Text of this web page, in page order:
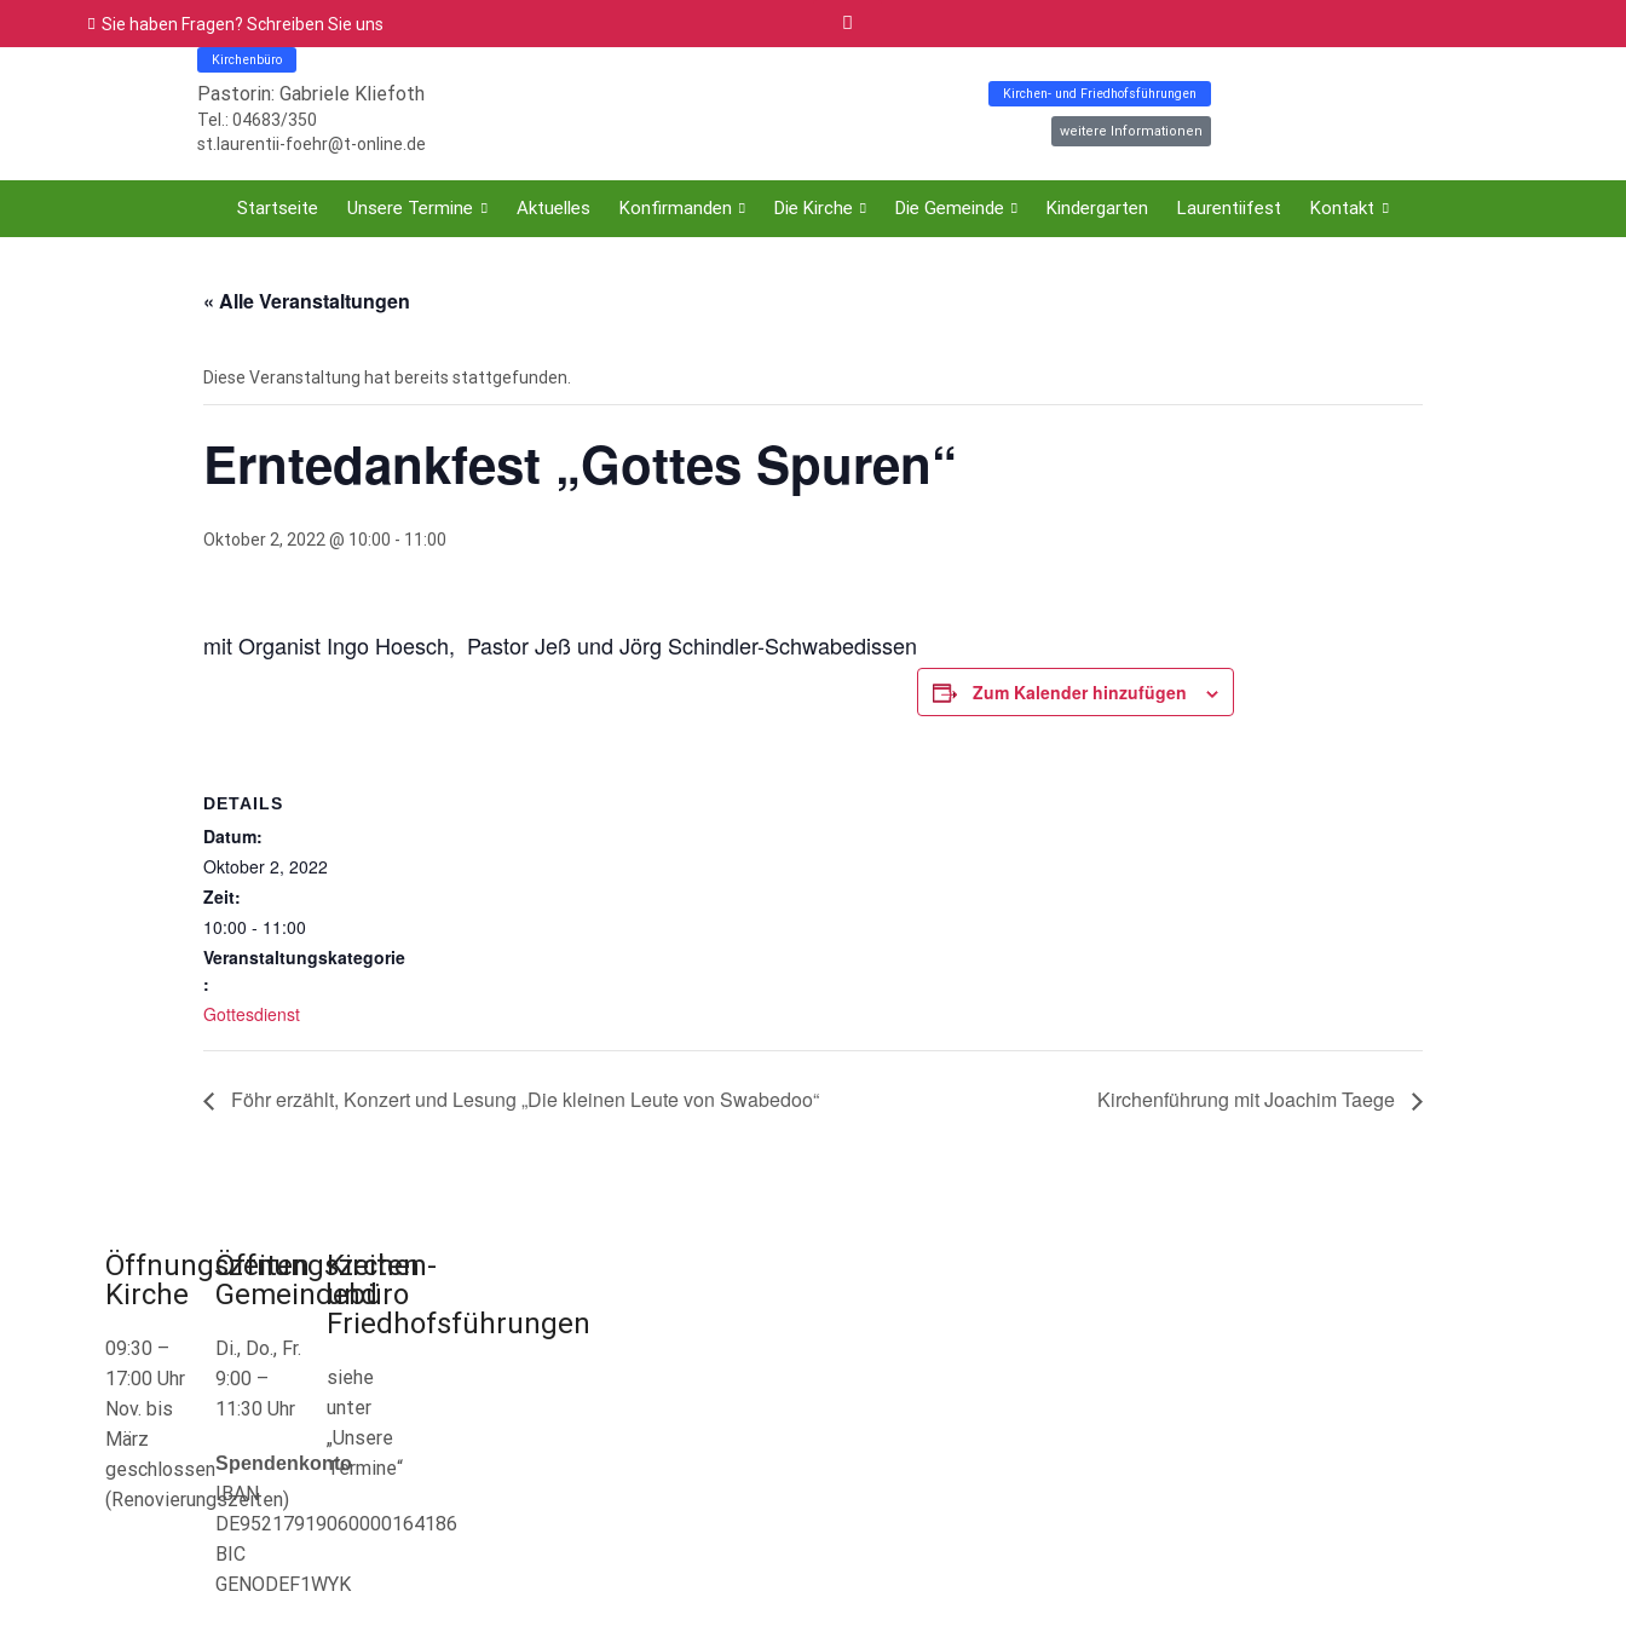
Sie haben Fragen? Schreiben Sie uns
Kirchenbüro
Pastorin: Gabriele Kliefoth
Tel.: 04683/350
st.laurentii-foehr@t-online.de
Kirchen- und Friedhofsführungen
weitere Informationen
Startseite Unsere Termine Aktuelles Konfirmanden Die Kirche Die Gemeinde Kindergarten Laurentiifest Kontakt
« Alle Veranstaltungen
Diese Veranstaltung hat bereits stattgefunden.
Erntedankfest „Gottes Spuren“
Oktober 2, 2022 @ 10:00 - 11:00
mit Organist Ingo Hoesch, Pastor Jeß und Jörg Schindler-Schwabedissen
Zum Kalender hinzufügen
DETAILS
Datum:
Oktober 2, 2022
Zeit:
10:00 - 11:00
Veranstaltungskategorie
:
Gottesdienst
Föhr erzählt, Konzert und Lesung „Die kleinen Leute von Swabedoo“ Kirchenführung mit Joachim Taege
Öffnungszeiten
Kirche
09:30 –
17:00 Uhr
Nov. bis
März
geschlossen
(Renovierungszeiten)
Öffnungszeiten
Gemeindebüro
Di., Do., Fr.
9:00 –
11:30 Uhr
Spendenkonto
IBAN
DE95217919060000164186
BIC
GENODEF1WYK
Kirchen-
und
Friedhofsführungen
siehe
unter
„Unsere
Termine“